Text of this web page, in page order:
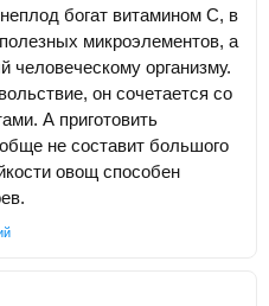
богат витамином С, в
микроэлементов, а
человеческому организму.
он сочетается со
А приготовить
не составит большого
овощ способен